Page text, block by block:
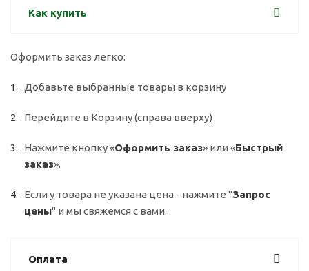
Как купить
Оформить заказ легко:
Добавьте выбранные товары в корзину
Перейдите в Корзину (справа вверху)
Нажмите кнопку «Оформить заказ» или «Быстрый
заказ».
Если у товара не указана цена - нажмите "Запрос
цены" и мы свяжемся с вами.
Оплата